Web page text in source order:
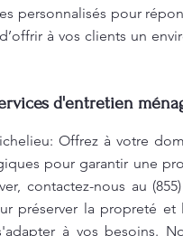
personnalisés pour
à vos clients un
d'entretien
Offrez à votre
pour garantir une
contactez-nous au
préserver la propreté
à vos besoins.